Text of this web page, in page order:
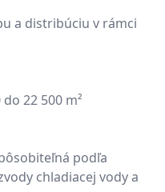
a distribúciu v rámci
22 500 m²
podľa
chladiacej vody a